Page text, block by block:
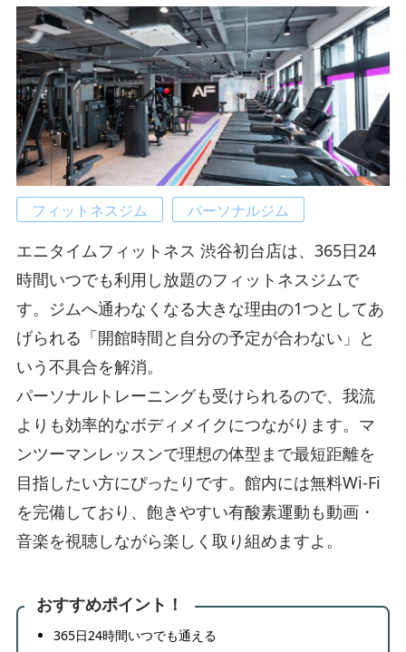
フィットネスジム パーソナルジム
エニタイムフィットネス 渋谷初台店は、365日24
時間いつでも利用し放題のフィットネスジムで
す。ジムへ通わなくなる大きな理由の1つとしてあ
げられる「開館時間と自分の予定が合わない」と
いう不具合を解消。
パーソナルトレーニングも受けられるので、我流
よりも効率的なボディメイクにつながります。マ
ンツーマンレッスンで理想の体型まで最短距離を
目指したい方にぴったりです。館内には無料Wi-Fi
を完備しており、飽きやすい有酸素運動も動画・
音楽を視聴しながら楽しく取り組めますよ。
おすすめポイント！
365日24時間いつでも通える